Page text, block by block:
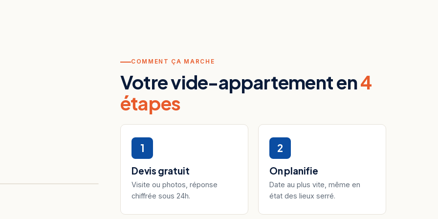
COMMENT ÇA MARCHE
Votre vide-appartement en4
étapes
1
Devis gratuit
Visite ou photos, réponse
chiffrée sous 24h.
2
On planifie
Date au plus vite, même en
état des lieux serré.